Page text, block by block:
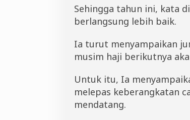
Sehingga tahun ini, kata
berlangsung lebih baik.
Ia turut menyampaikan
musim haji berikutnya
Untuk itu, Ia
melepas keberangkatan
mendatang.